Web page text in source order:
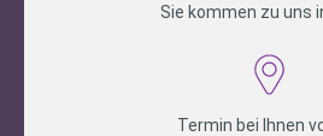
Sie kommen zu uns
Termin bei Ihnen